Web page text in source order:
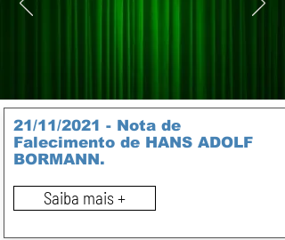
21/11/2021 - Nota de
Falecimento de HANS ADOLF
BORMANN.
Saiba mais +